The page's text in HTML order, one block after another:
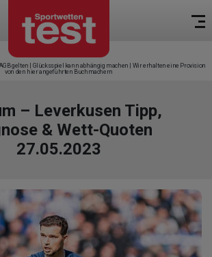
gelten | Glücksspiel kann abhängig machen | Wir erhalten eine Provision
von den hier angeführten Buchmachern
– Leverkusen Tipp,
& Wett-Quoten
27.05.2023